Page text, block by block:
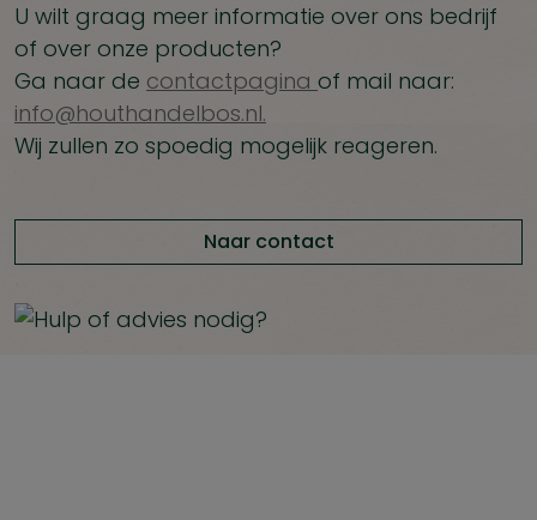
U wilt graag meer informatie over ons bedrijf
of over onze producten?
Ga naar de contactpagina of mail naar:
info@houthandelbos.nl.
Wij zullen zo spoedig mogelijk reageren.
Naar contact